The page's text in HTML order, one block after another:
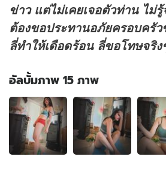
ข่าวแต่ไม่เคยเจอตัวท่าน ไม่
ต้องขอประทานอภัยครอบครั
ลี่ทำให้เดือดร้อน ลี่ขอโทษจริง
อัลบั้มภาพ 15 ภาพ
อัลบั้ม
ภาพ
ภาพ
ของ